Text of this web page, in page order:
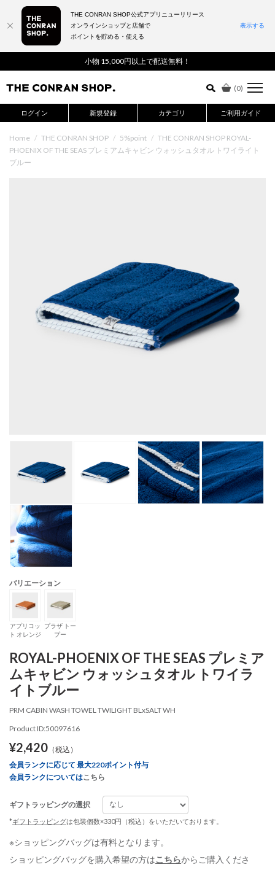
小物 15,000円以上で配送無料！
(0)
ログイン 新規登録 カテゴリ ご利用ガイド
詳細検索はこちら
Home / THE CONRAN SHOP / 5%point / THE CONRAN SHOP ROYAL-
PHOENIX OF THE SEAS プレミアムキャビン ウォッシュタオル トワイライト
ブルー
バリエーション
アプリコッ
ト オレンジ
プラザ トー
プー
ROYAL-PHOENIX OF THE SEAS プレミア
ムキャビン ウォッシュタオル トワイラ
イトブルー
PRM CABIN WASH TOWEL TWILIGHT BLxSALT WH
Product ID:50097616
¥2,420 （税込）
会員ランクに応じて 最大220ポイント付与
会員ランクについてはこちら
ギフトラッピングの選択
*ギフトラッピングは包装個数×330円（税込）をいただいております。
※ショッピングバッグは有料となります。
ショッピングバッグを購入希望の方はこちらからご購入くださ
THE CONRAN SHOP公式アプリニューリリース
オンラインショップと店舗で
ポイントを貯める・使える
表示する